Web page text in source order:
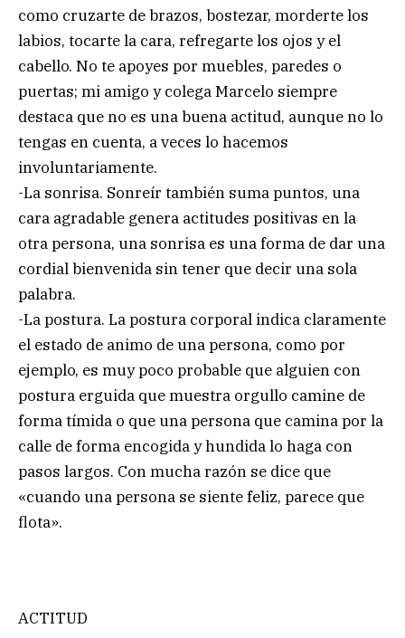
como cruzarte de brazos, bostezar, morderte los
labios, tocarte la cara, refregarte los ojos y el
cabello. No te apoyes por muebles, paredes o
puertas; mi amigo y colega Marcelo siempre
destaca que no es una buena actitud, aunque no lo
tengas en cuenta, a veces lo hacemos
involuntariamente.
-La sonrisa. Sonreír también suma puntos, una
cara agradable genera actitudes positivas en la
otra persona, una sonrisa es una forma de dar una
cordial bienvenida sin tener que decir una sola
palabra.
-La postura. La postura corporal indica claramente
el estado de animo de una persona, como por
ejemplo, es muy poco probable que alguien con
postura erguida que muestra orgullo camine de
forma tímida o que una persona que camina por la
calle de forma encogida y hundida lo haga con
pasos largos. Con mucha razón se dice que
«cuando una persona se siente feliz, parece que
flota».
ACTITUD